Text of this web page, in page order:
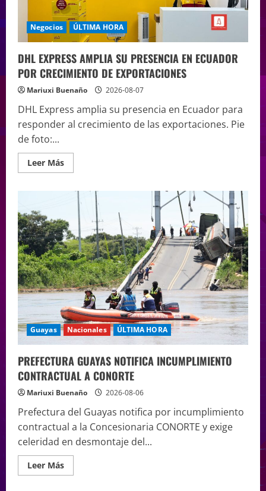
Negocios ÚLTIMA HORA
DHL EXPRESS AMPLIA SU PRESENCIA EN ECUADOR
POR CRECIMIENTO DE EXPORTACIONES
Mariuxi Buenaño 2026-08-07
DHL Express amplia su presencia en Ecuador para
responder al crecimiento de las exportaciones. Pie
de foto:...
Leer Más
Guayas Nacionales ÚLTIMA HORA
PREFECTURA GUAYAS NOTIFICA INCUMPLIMIENTO
CONTRACTUAL A CONORTE
Mariuxi Buenaño 2026-08-06
Prefectura del Guayas notifica por incumplimiento
contractual a la Concesionaria CONORTE y exige
celeridad en desmontaje del...
Leer Más